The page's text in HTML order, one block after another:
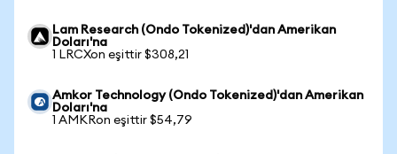
Lam Research (Ondo Tokenized)'dan Amerikan
Doları'na
1 LRCXon eşittir $308,21
Amkor Technology (Ondo Tokenized)'dan Amerikan
Doları'na
1 AMKRon eşittir $54,79